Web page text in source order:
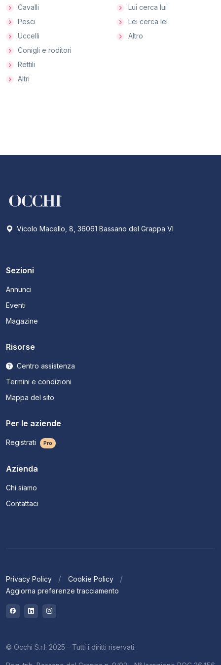
Cavalli
Pesci
Uccelli
Conigli e roditori
Rettili
Altri
Lui cerca lui
Lei cerca lei
Altro
Vicolo Macello, 8, 36061 Bassano del Grappa VI
Sezioni
Annunci
Eventi
Magazine
Risorse
Centro assistenza
Termini e condizioni
Mappa del sito
Per le aziende
Registrati Pro
Azienda
Chi siamo
Contattaci
Privacy Policy
Cookie Policy
Aggiorna preferenze tracciamento
© Occhi S.r.l. 2025 - Tutti i diritti riservati.